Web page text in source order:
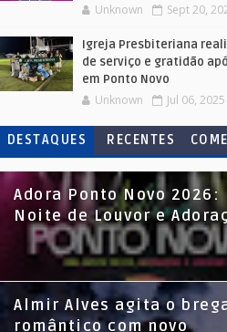
Unknown Sept 20,
Igreja Presbiteriana
de serviço e gratidão
em Ponto Novo
Unknown Jul 06, 2025
DESTAQUES RECENTES
Adora Ponto Novo 2026:
Noite de Louvor e
Almir Alves agita o
romântico com novo